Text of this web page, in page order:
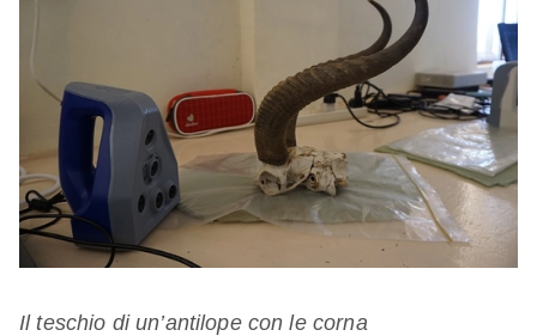
Il teschio di un’antilope con le corna